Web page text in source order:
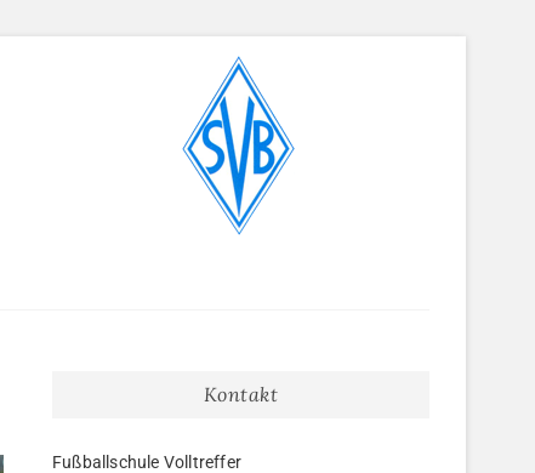
Kontakt
Fußballschule Volltreffer